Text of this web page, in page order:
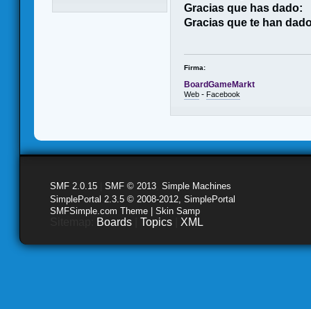
Gracias que has dado:
Gracias que te han
Firma:
BoardGameMarkt
Web - Facebook
SMF 2.0.15 SMF © 2013 Simple Machines
SimplePortal 2.3.5 © 2008-2012, SimplePortal
SMFSimple.com Theme | Skin Samp
Boards Topics XML